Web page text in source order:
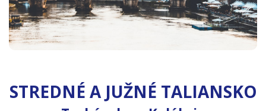
STREDNÉ A JUŽNÉ TALIANSKO
Kalábria (Taliansko)